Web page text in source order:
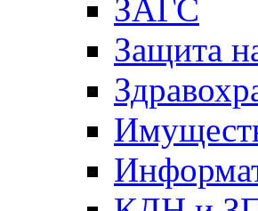
ЗАГС
Защита